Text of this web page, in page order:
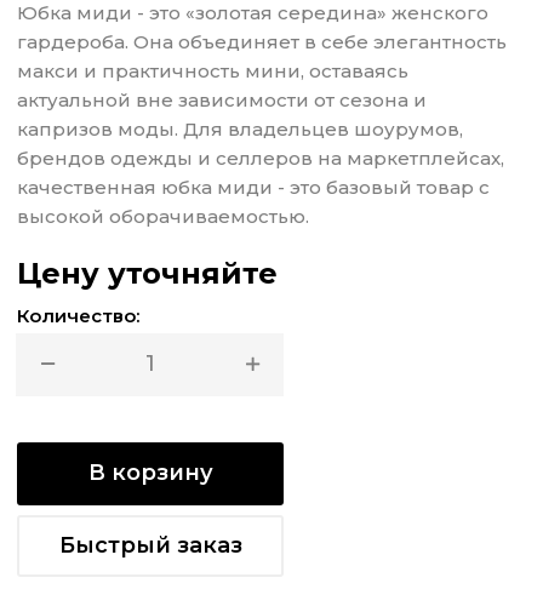
Юбка миди - это «золотая середина» женского
гардероба. Она объединяет в себе элегантность
макси и практичность мини, оставаясь
актуальной вне зависимости от сезона и
капризов моды. Для владельцев шоурумов,
брендов одежды и селлеров на маркетплейсах,
качественная юбка миди - это базовый товар с
высокой оборачиваемостью.
Цену уточняйте
Количество:
В корзину
Быстрый заказ